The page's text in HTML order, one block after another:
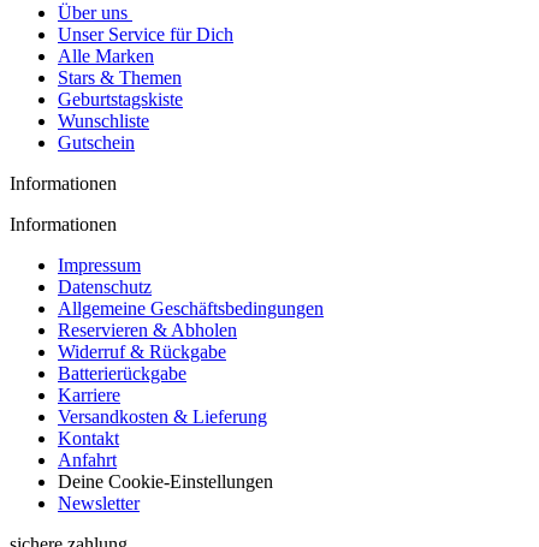
Über uns
Unser Service für Dich
Alle Marken
Stars & Themen
Geburtstagskiste
Wunschliste
Gutschein
Informationen
Informationen
Impressum
Datenschutz
Allgemeine Geschäftsbedingungen
Reservieren & Abholen
Widerruf & Rückgabe
Batterierückgabe
Karriere
Versandkosten & Lieferung
Kontakt
Anfahrt
Deine Cookie-Einstellungen
Newsletter